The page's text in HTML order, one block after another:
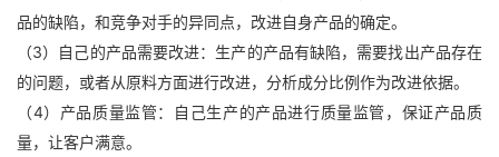
品的缺陷，和竞争对手的异同点，改进自身产品的确定。
（3）自己的产品需要改进：生产的产品有缺陷，需要找出产品存在
的问题，或者从原料方面进行改进，分析成分比例作为改进依据。
（4）产品质量监管：自己生产的产品进行质量监管，保证产品质
量，让客户满意。